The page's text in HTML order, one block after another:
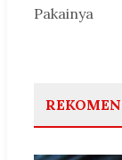
Pakainya